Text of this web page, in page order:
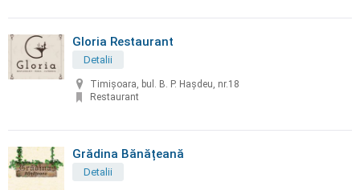
Gloria Restaurant
Detalii
Timișoara, bul. B. P. Hașdeu, nr.18
Restaurant
Grădina Bănățeană
Detalii